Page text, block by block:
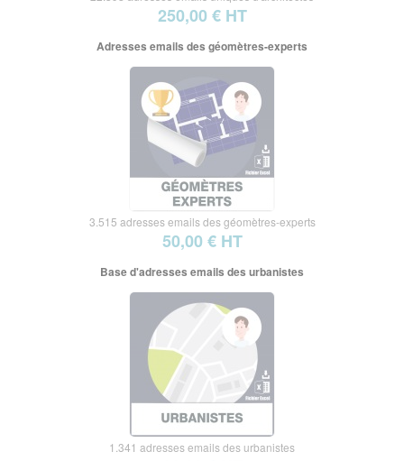
250,00 € HT
Adresses emails des géomètres-experts
3.515 adresses emails des géomètres-experts
50,00 € HT
Base d'adresses emails des urbanistes
1.341 adresses emails des urbanistes